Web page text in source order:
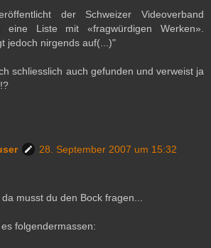
der Schweizer Videoverband
eine Liste mit «fragwürdigen Werken».
jedoch nirgends auf(...)"
schliesslich auch gefunden und verweist ja
28. September 2007 um 15:32
musst du den Bock fragen...
folgendermassen: